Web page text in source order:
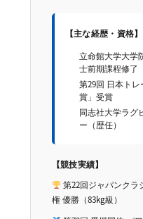
【主な経歴・資格】
立命館大学大学
士前期課程修了
第29回 日本ト
賞」受賞
同志社大学ラグ
ー（歴任）
【競技実績】
第22回ジャパンクラ
権 優勝（83kg級）